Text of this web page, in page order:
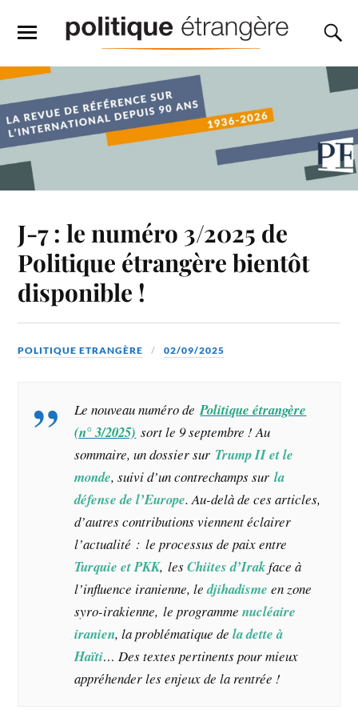
J-7 : le numéro 3/2025 de
Politique étrangère bientôt
disponible !
POLITIQUE ETRANGÈRE 02/09/2025
Le nouveau numéro dePolitique étrangère
(n° 3/2025) sort le 9 septembre ! Au
sommaire, un dossier sur Trump II et le
monde, suivi d’un contrechamps surla
défense de l’Europe. Au-delà de ces articles,
d’autres contributions viennent éclairer
l’actualité : le processus de paix entre
Turquie et PKK, lesChiites d’Irakface à
l’influence iranienne, ledjihadisme en zone
syro-irakienne, le programmenucléaire
iranien, la problématique dela dette à
Haïti… Des textes pertinents pour mieux
appréhender les enjeux de la rentrée !